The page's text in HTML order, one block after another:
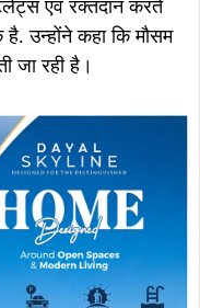
Join Now